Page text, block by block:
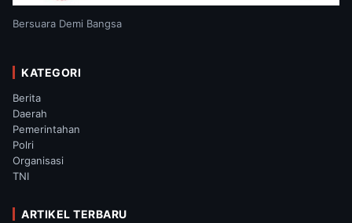
Bersuara Demi Bangsa
KATEGORI
Berita
Daerah
Pemerintahan
Polri
Organisasi
TNI
ARTIKEL TERBARU